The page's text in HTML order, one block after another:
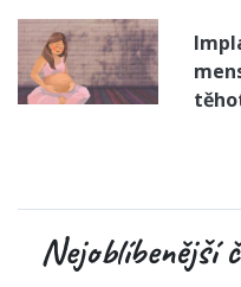
Nejoblíbenější